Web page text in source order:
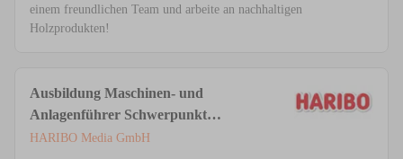
einem freundlichen Team und arbeite an nachhaltigen
Holzprodukten!
Ausbildung Maschinen- und
Anlagenführer Schwerpunkt
Lebensmitteltechnik (m/w/d)
HARIBO Media GmbH